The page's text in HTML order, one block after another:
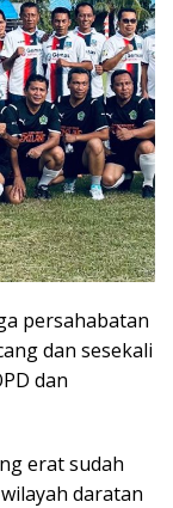
persahabatan
dan sesekali
dan
erat sudah
daratan